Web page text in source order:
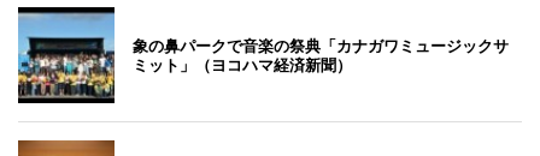
象の鼻パークで音楽の祭典「カナガワミュージックサ
ミット」（ヨコハマ経済新聞）